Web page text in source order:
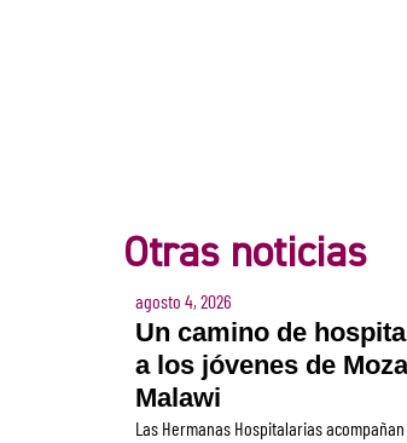
Otras noticias
agosto 4, 2026
Un camino de
a los jóvenes de
Malawi
Las Hermanas Hospitalarias